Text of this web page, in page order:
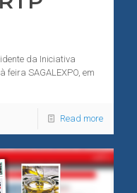
da Iniciativa
feira SAGALEXPO, em
Read more